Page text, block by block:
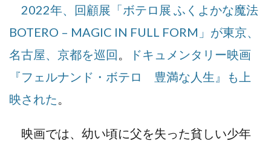
2022年、回顧展「ボテロ展 ふくよかな魔法
BOTERO – MAGIC IN FULL FORM」が東京、
名古屋、京都を巡回。
ドキュメンタリー映画
『フェルナンド・ボテロ 豊満な人生』も上
映された。
映画では、幼い頃に父を失った貧しい少年